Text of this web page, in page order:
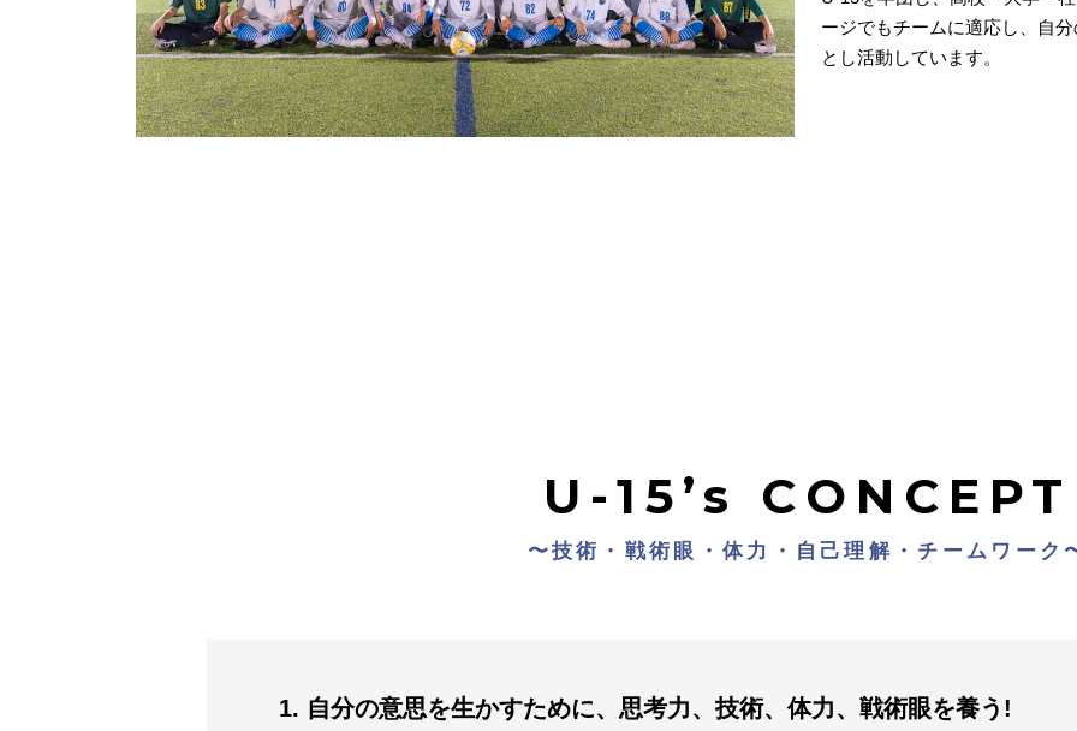
ージでもチームに適応し、自
とし活動しています。
U-15’s CONCEPT
〜技術・戦術眼・体力・自己理解・チームワーク
1. 自分の意思を生かすために、思考力、技術、体力、戦術眼を養う!